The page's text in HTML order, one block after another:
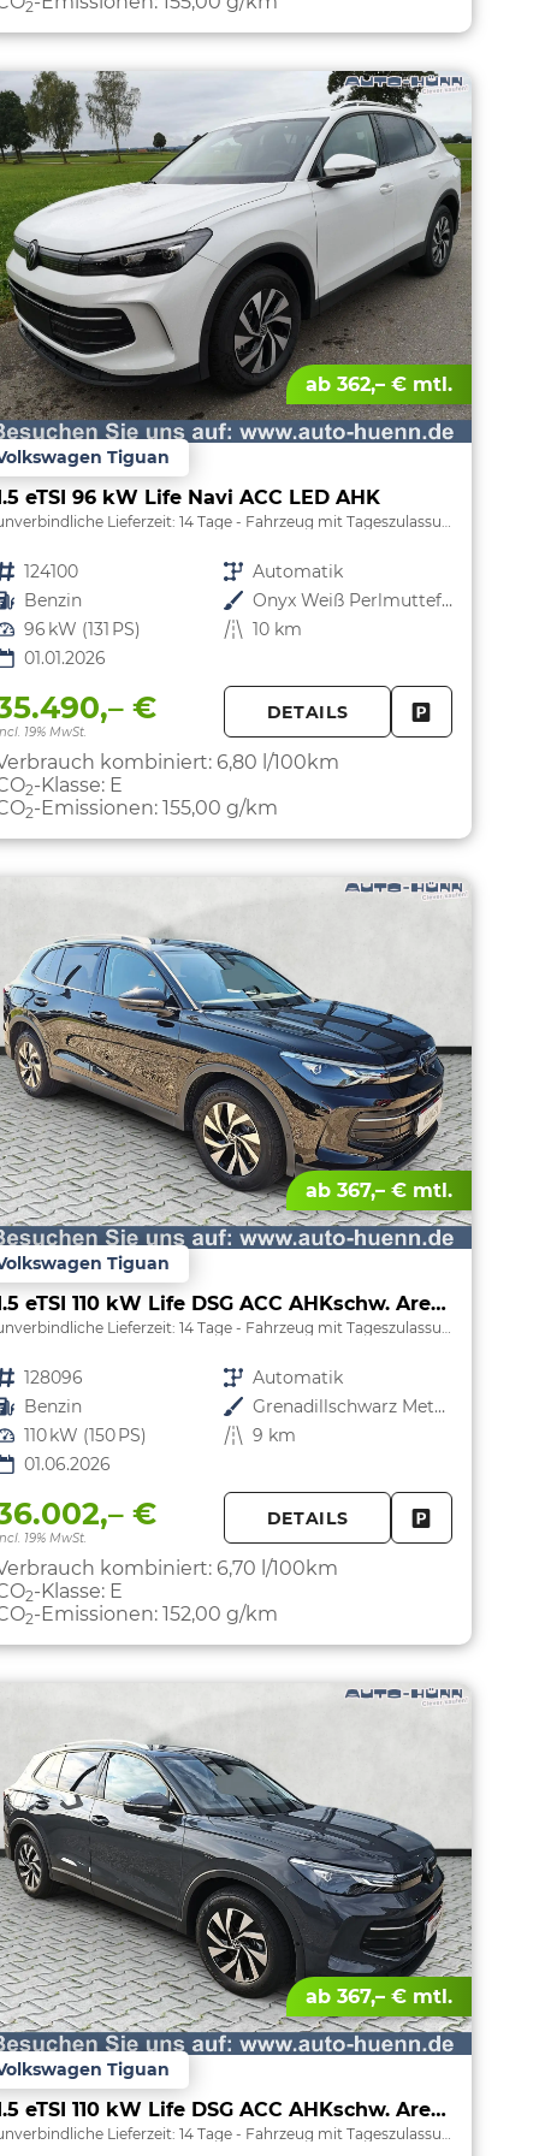
2
ab 362,– € mtl.
Tiguan
eTSI 96 kW Life Navi ACC LED AHK
Lieferzeit: 14 Tage Fahrzeug mit Tageszulassung
Fahrzeugnr. 124100 Getriebe Automatik
Kraftstoff Benzin Außenfarbe
Onyx Weiß Perlmutteffekt
Leistung 96 kW (131 PS) Kilometerstand 10 km
01.01.2026
€
19% MwSt.
DETAILS
kombiniert: 6,80 l/100km
2-Klasse: E
2-Emissionen: 155,00 g/km
ab 367,– € mtl.
Tiguan
1.5 eTSI 110 kW Life DSG ACC AHKschw. AreaView
Lieferzeit: 14 Tage Fahrzeug mit Tageszulassung
Fahrzeugnr. 128096 Getriebe Automatik
Kraftstoff Benzin Außenfarbe
Grenadillschwarz Metallic
Leistung 110 kW (150 PS) Kilometerstand 9 km
01.06.2026
€
19% MwSt.
DETAILS
kombiniert: 6,70 l/100km
2-Klasse: E
2-Emissionen: 152,00 g/km
ab 367,– € mtl.
Tiguan
1.5 eTSI 110 kW Life DSG ACC AHKschw. AreaView
Lieferzeit: 14 Tage Fahrzeug mit Tageszulassung